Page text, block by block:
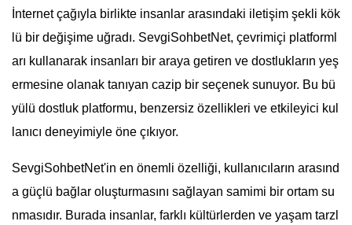
İnternet çağıyla birlikte insanlar arasındaki iletişim şekli kök
lü bir değişime uğradı. SevgiSohbetNet, çevrimiçi platforml
arı kullanarak insanları bir araya getiren ve dostlukların yeş
ermesine olanak tanıyan cazip bir seçenek sunuyor. Bu bü
yülü dostluk platformu, benzersiz özellikleri ve etkileyici kul
lanıcı deneyimiyle öne çıkıyor.
SevgiSohbetNet'in en önemli özelliği, kullanıcıların arasınd
a güçlü bağlar oluşturmasını sağlayan samimi bir ortam su
nmasıdır. Burada insanlar, farklı kültürlerden ve yaşam tarzl